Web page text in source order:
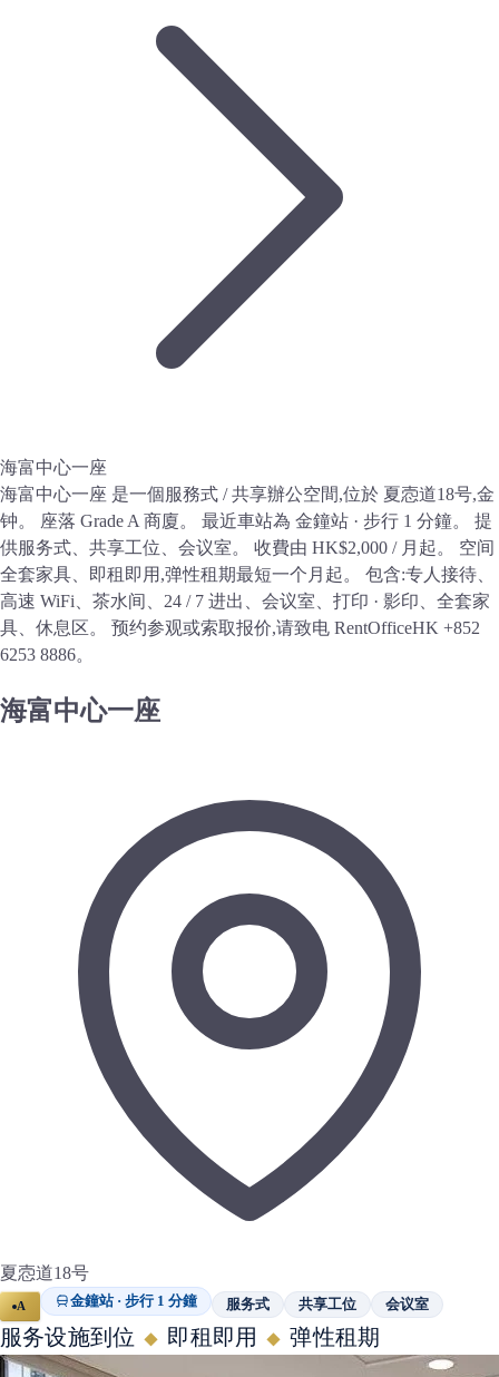
海富中心一座
海富中心一座 是一個服務式 / 共享辦公空間,位於 夏悫道18号,金
钟。 座落 Grade A 商廈。 最近車站為 金鐘站 · 步行 1 分鐘。 提
供服务式、共享工位、会议室。 收費由 HK$2,000 / 月起。 空间
全套家具、即租即用,弹性租期最短一个月起。 包含:专人接待、
高速 WiFi、茶水间、24 / 7 进出、会议室、打印 · 影印、全套家
具、休息区。 预约参观或索取报价,请致电 RentOfficeHK +852
6253 8886。
海富中心一座
夏悫道18号
A 金鐘站 · 步行 1 分鐘 服务式 共享工位 会议室
服务设施到位 ◆ 即租即用 ◆ 弹性租期